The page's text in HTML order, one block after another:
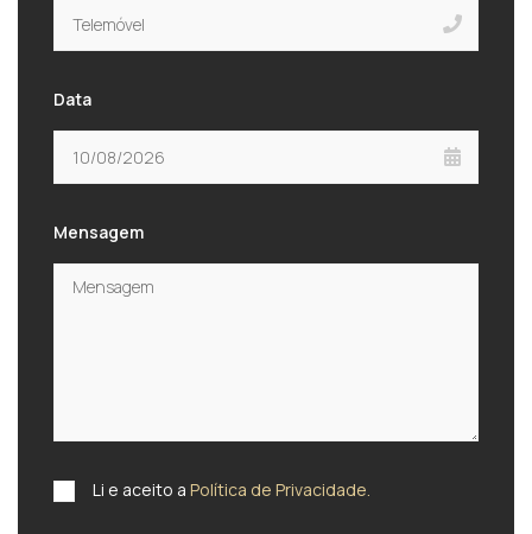
Data
Mensagem
Li e aceito a Política de Privacidade.